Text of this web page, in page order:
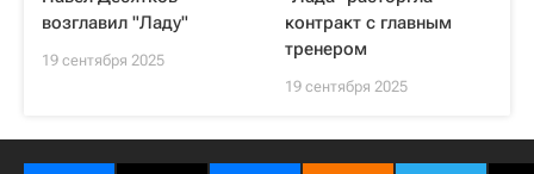
возглавил "Ладу"
19 сентября 2025
контракт с главным
тренером
19 сентября 2025